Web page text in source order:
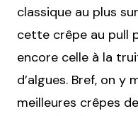
classique au plus
cette crêpe au pull
encore celle à la
d’algues. Bref, on y
meilleures crêpes